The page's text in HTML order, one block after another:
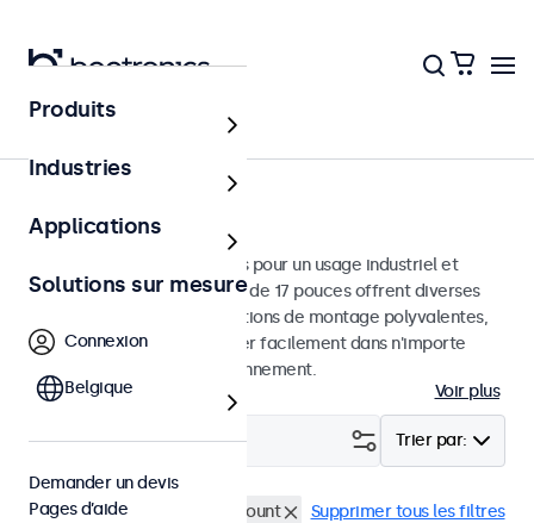
Écrans
Moniteurs 17 pouces
Moniteurs 17 pouces conçus pour un usage industriel et
commercial. Ces moniteurs de 17 pouces offrent diverses
connexions vidéo et des options de montage polyvalentes,
leur permettant de s'intégrer facilement dans n'importe
quelle application et environnement.
Voir plus
Trier par:
Filtrer (0)
Écrans 17 pouces Panel mount Supprimer tous les filtres
Produits
Industries
Applications
Solutions sur mesure
Connexion
Belgique
Demander un devis
Pages d’aide